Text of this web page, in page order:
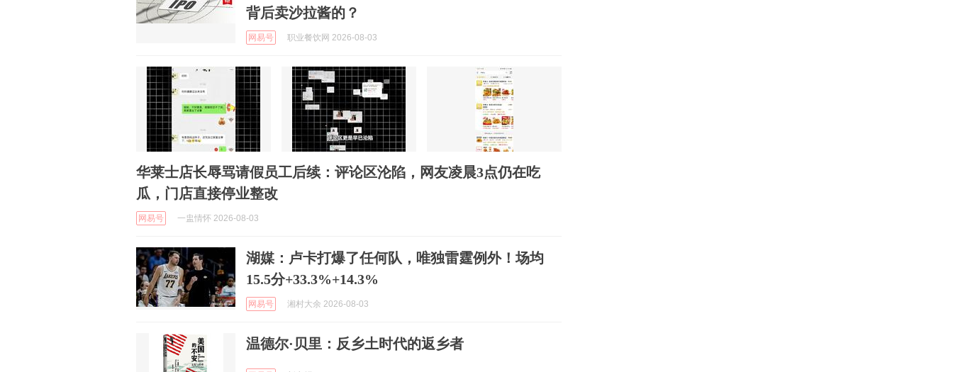
背后卖沙拉酱的？
网易号 职业餐饮网 2026-08-03
华莱士店长辱骂请假员工后续：评论区沦陷，网友凌晨3点仍在吃
瓜，门店直接停业整改
网易号 一盅情怀 2026-08-03
湖媒：卢卡打爆了任何队，唯独雷霆例外！场均
15.5分+33.3%+14.3%
网易号 湘村大余 2026-08-03
温德尔·贝里：反乡土时代的返乡者